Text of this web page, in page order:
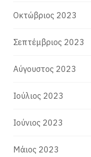
Οκτώβριος 2023
Σεπτέμβριος 2023
Αύγουστος 2023
Ιούλιος 2023
Ιούνιος 2023
Μάιος 2023